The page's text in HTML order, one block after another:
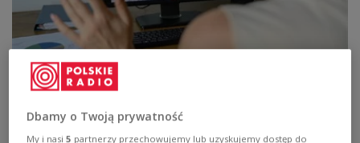
Praca zdalna nie tylko w dobie epidemii.
przepisów
Dbamy o Twoją prywatność
My i nasi5 partnerzy przechowujemy lub uzyskujemy dostęp do